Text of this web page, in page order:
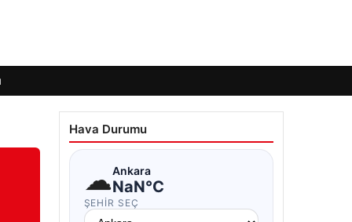
Hava Durumu
☁Ankara
NaN°C
ŞEHIR SEÇ